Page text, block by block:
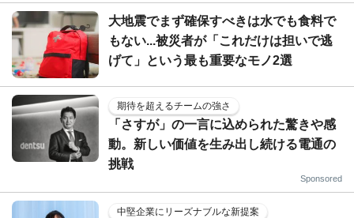
大地震でまず確保すべきは水でも食料で
もない...被災者が「これだけは担いで逃
げて」という最も重要なモノ2選
期待を超えるチームの強さ
「さすが」の一言に込められた驚きや感
動。新しい価値を生み出し続ける電通の
挑戦
Sponsored
中堅企業にリーズナブルな新提案